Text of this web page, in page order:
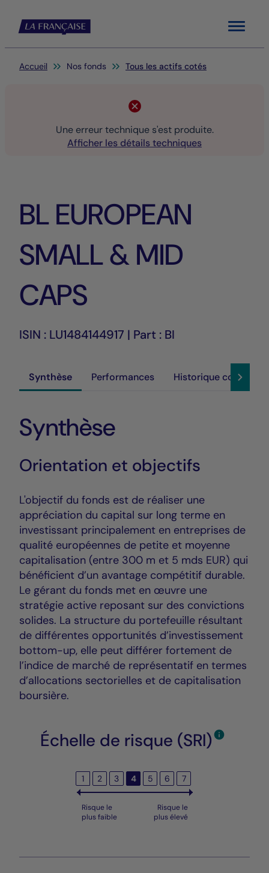
Menu
Vous êtes ici:
Accueil Nos fonds Tous les actifs cotés
Une erreur technique s'est produite.
Afficher les détails techniques
BL EUROPEAN
SMALL & MID
CAPS
ISIN : LU1484144917 | Part : BI
Synthèse Performances Historique cours
Synthèse
Orientation et objectifs
L'objectif du fonds est de réaliser une
appréciation du capital sur long terme en
investissant principalement en entreprises de
qualité européennes de petite et moyenne
capitalisation (entre 300 m et 5 mds EUR) qui
bénéficient d’un avantage compétitif durable.
Le gérant du fonds met en œuvre une
stratégie active reposant sur des convictions
solides. La structure du portefeuille résultant
de différentes opportunités d’investissement
bottom-up, elle peut différer fortement de
l’indice de marché de représentatif en termes
d’allocations sectorielles et de capitalisation
boursière.
Échelle de risque (SRI)
1 2 3 4 5 6 7
Risque le
plus faible
Risque le
plus élevé